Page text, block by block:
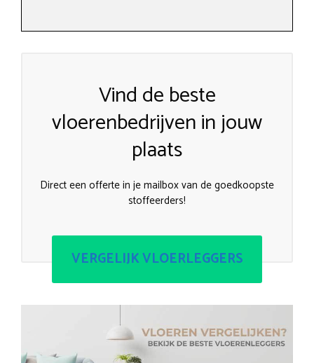
Vind de beste
vloerenbedrijven in jouw
plaats
Direct een offerte in je mailbox van de goedkoopste
stoffeerders!
VERGELIJK VLOERLEGGERS